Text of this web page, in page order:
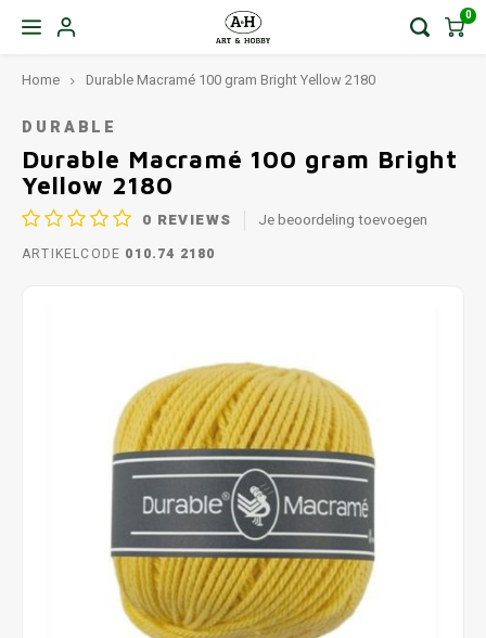
0
Home Durable Macramé 100 gram Bright Yellow 2180
DURABLE
Durable Macramé 100 gram Bright
Yellow 2180
0 REVIEWS Je beoordeling toevoegen
ARTIKELCODE 010.74 2180